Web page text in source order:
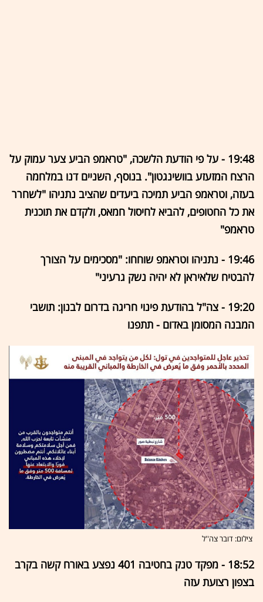
19:48 - על פי הודעת הלשכה, "טראמפ הביע צער עמוק על
הרצח המזעזע בוושינגטון". בנוסף, השניים דנו במלחמה
בעזה, וטראמפ הביע תמיכה ביעדים שהציב נתניהו "לשחרר
את כל החטופים, להביא לחיסול חמאס, ולקדם את תוכנית
טראמפ"
19:46 - נתניהו וטראמפ שוחחו: "מסכימים על הצורך
להבטיח שלאיראן לא יהיה נשק גרעיני"
19:20 - צה"ל בהודעת פינוי חריגה בדרום לבנון: תושבי
המבנה המסומן באדום - תתפנו
צילום: דובר צה''ל
18:52 - מפקד טנק בחטיבה 401 נפצע באורח קשה בקרב
בצפון רצועת עזה